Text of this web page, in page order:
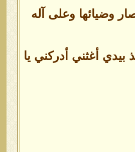
وضيائها وعلى آله
أغثني أدركني يا